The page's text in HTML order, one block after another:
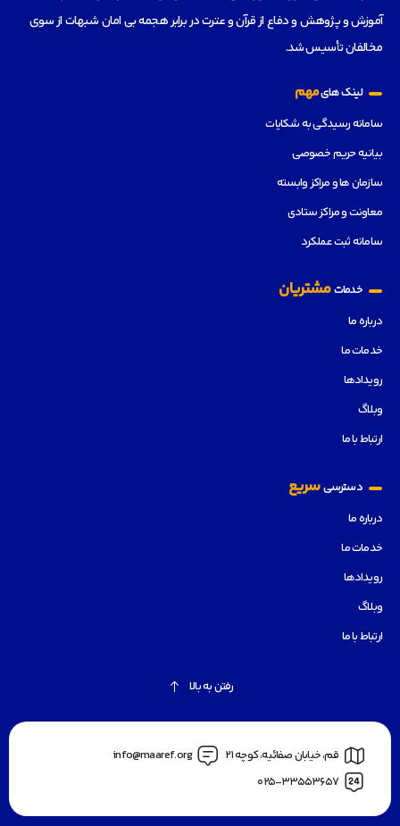
آموزش و پژوهش و دفاع از قرآن و عترت در برابر هجمه بی امان شبهات از سوی
مخالفان تأسیس شد.
لینک هایمهم
سامانه رسیدگی به شکایات
بیانیه حریم خصوصی
سازمان ها و مراکز وابسته
معاونت و مراکز ستادی
سامانه ثبت عملکرد
خدماتمشتریان
درباره ما
خدمات ما
رویدادها
وبلاگ
ارتباط با ما
دسترسیسریع
درباره ما
خدمات ما
رویدادها
وبلاگ
ارتباط با ما
رفتن به بالا
قم، خیابان صفائیه، کوچه 21
info@maaref.org
025-33553657